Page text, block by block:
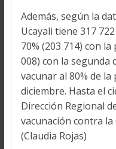
Además, según la
Ucayali tiene 317
70% (203 714) con
008) con la segunda
vacunar al 80% de
diciembre. Hasta el
Dirección Regional
vacunación contra la
(Claudia Rojas)